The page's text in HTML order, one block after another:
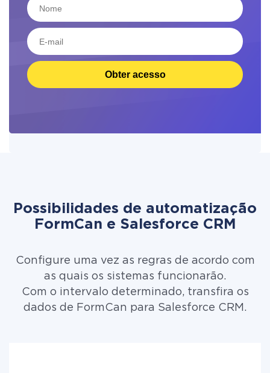
Obter acesso
Possibilidades de automatização
FormCan e Salesforce CRM
Configure uma vez as regras de acordo com
as quais os sistemas funcionarão.
Com o intervalo determinado, transfira os
dados de FormCan para Salesforce CRM.